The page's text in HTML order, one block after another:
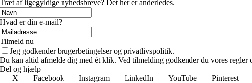
Træt af ligegyldige nyhedsbreve? Det her er anderledes.
Hvad er din e-mail?
Tilmeld nu
Jeg godkender brugerbetingelser og privatlivspolitik.
Du kan altid afmelde dig med ét klik. Ved tilmelding godkender du vores regler
Del og hjælp
X
Facebook Instagram LinkedIn YouTube Pinterest